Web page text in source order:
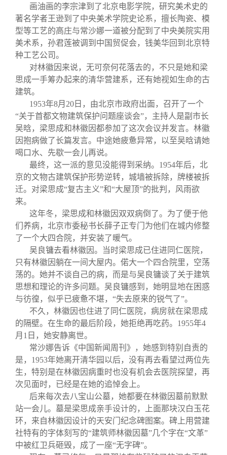
画油画的李宗津到了北京电影学院，研究美术史的
著名学者王逊到了中央美术学院史论系，擅长陶瓷、模
型等工艺的高庄与常沙娜一道被分配到了中央美院实用
美术系，孙君莲被调到中国贸促会，钱美华回到北京特
种工艺公司。
对林徽因来说，无可奈何花落去的，不只是她和梁
思成一手筹办起来的清华营建系，还有她视如生命的古
建筑。
1953年8月20日，由北京市政府出面，召开了一个
“关于首都文物建筑保护问题座谈会”，主持人是副市长
吴晗，梁思成和林徽因都参加了这次会议并发言。林徽
因抱病做了长篇发言。中途她疲惫异常，以至吴晗请她
喝口水、先歇一会儿再说。
最终，这一派的意见没能得到采纳。1954年后，北
京的文物古建筑保护形势逆转，城墙被拆除，牌楼被拆
迁。对梁思成“复古主义”和“大屋顶”的批判，风雨欲
来。
这年冬，梁思成和林徽因双双病倒了。为了便于他
们养病，北京市委秘书长薛子正专门为他们在城内修整
了一个大四合院，并安装了暖气。
吴良镛去看林徽因。当时梁思成已住进同仁医院，
只有林徽因躺在一间大屋内。偌大一个四合院里，空荡
荡的。她并不谈自己的病，而是与吴良镛谈了关于建筑
思想和理论的许多问题。吴良镛感到，她明显地在困惑
与彷徨，似乎已疲惫不堪，“失去原来的锐气了”。
不久，林徽因也住进了同仁医院，病房就在梁思成
的隔壁。在生命的最后阶段，她拒绝再吃药。1955年4
月1日，她安静离世。
常沙娜告诉《中国新闻周刊》，她感到特别自责的
是，1953年她离开清华园以后，没有再去看望过两位先
生，特别是在林徽因病重时也没有机会去医院探望，再
次见面时，已经是在她的追悼会上。
后来每次去八宝山公墓，她都要在林徽因墓前默默
站一会儿。墓是梁思成亲手设计的，上面那块汉白玉花
环，来自林徽因设计的天安门纪念碑图案。碑上用营建
社特有的字体刻写的“建筑师林徽因墓”几个字在“文革”
中被红卫兵砸毁，成了一座“无字碑”。